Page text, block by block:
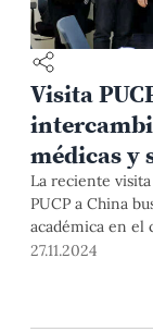
Visita
médicas y
Instituto
La reciente
PUCP a China
académica en el
nuestra
27.11.2024